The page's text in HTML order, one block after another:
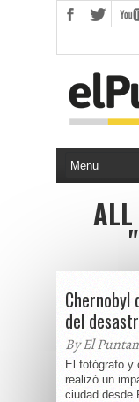
ALL
Chernobyl
del
By El
El fotógrafo y
realizó un
ciudad desde